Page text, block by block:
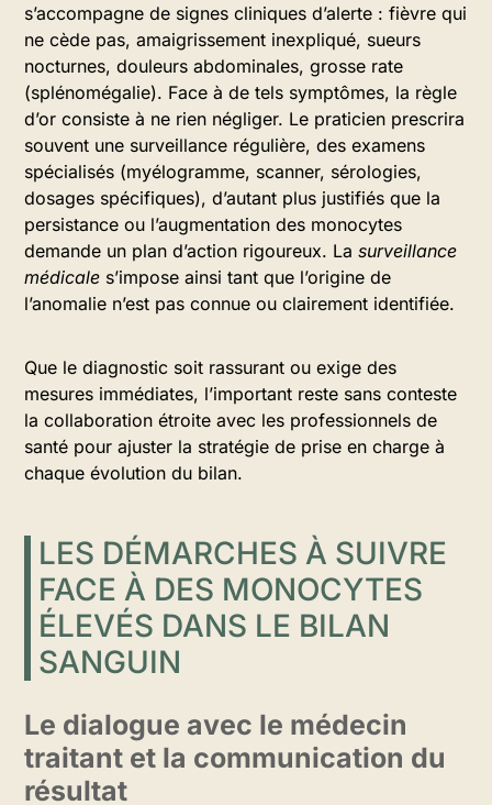
s’accompagne de signes cliniques d’alerte : fièvre qui
ne cède pas, amaigrissement inexpliqué, sueurs
nocturnes, douleurs abdominales, grosse rate
(splénomégalie). Face à de tels symptômes, la règle
d’or consiste à ne rien négliger. Le praticien prescrira
souvent une surveillance régulière, des examens
spécialisés (myélogramme, scanner, sérologies,
dosages spécifiques), d’autant plus justifiés que la
persistance ou l’augmentation des monocytes
demande un plan d’action rigoureux. La surveillance
médicale s’impose ainsi tant que l’origine de
l’anomalie n’est pas connue ou clairement identifiée.
Que le diagnostic soit rassurant ou exige des
mesures immédiates, l’important reste sans conteste
la collaboration étroite avec les professionnels de
santé pour ajuster la stratégie de prise en charge à
chaque évolution du bilan.
LES DÉMARCHES À SUIVRE
FACE À DES MONOCYTES
ÉLEVÉS DANS LE BILAN
SANGUIN
Le dialogue avec le médecin
traitant et la communication du
résultat